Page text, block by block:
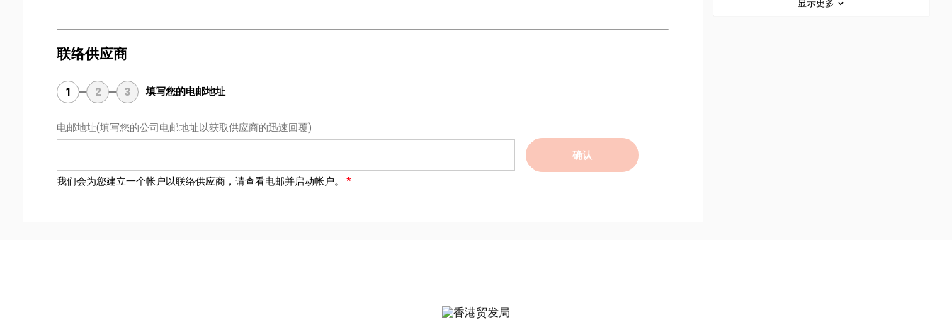
联络供应商
1 2 3 填写您的电邮地址
电邮地址(填写您的公司电邮地址以获取供应商的迅速回覆)
确认
我们会为您建立一个帐户以联络供应商，请查看电邮并启动帐户。
显示更多